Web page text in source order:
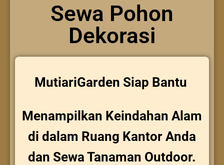
Sewa Pohon
Dekorasi
MutiariGarden Siap Bantu
Menampilkan Keindahan Alam
di dalam Ruang Kantor Anda
dan Sewa Tanaman Outdoor.